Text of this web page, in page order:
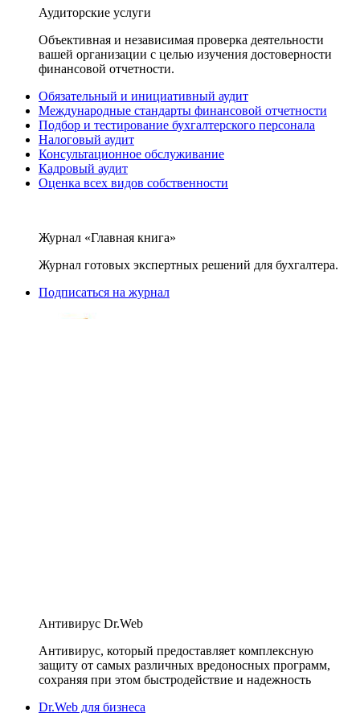
Аудиторские услуги
Объективная и независимая проверка деятельности
вашей организации с целью изучения достоверности
финансовой отчетности.
Обязательный и инициативный аудит
Международные стандарты финансовой отчетности
Подбор и тестирование бухгалтерского персонала
Налоговый аудит
Консультационное обслуживание
Кадровый аудит
Оценка всех видов собственности
Журнал «Главная книга»
Журнал готовых экспертных решений для бухгалтера.
Подписаться на журнал
Антивирус Dr.Web
Антивирус, который предоставляет комплексную
защиту от самых различных вредоносных программ,
сохраняя при этом быстродействие и надежность
Dr.Web для бизнеса